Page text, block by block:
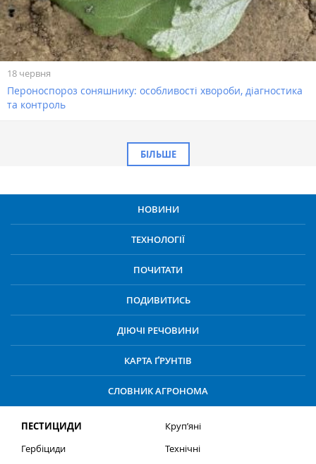
18 червня
Пероноспороз соняшнику: особливості хвороби, діагностика
та контроль
БІЛЬШЕ
НОВИНИ
ТЕХНОЛОГІЇ
ПОЧИТАТИ
ПОДИВИТИСЬ
ДІЮЧІ РЕЧОВИНИ
КАРТА ҐРУНТІВ
СЛОВНИК АГРОНОМА
ПЕСТИЦИДИ
Гербіциди
Круп’яні
Технічні